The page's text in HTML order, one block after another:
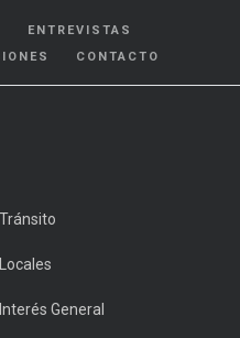
ENTREVISTAS
CONTACTO
Tránsito
Locales
Interés General